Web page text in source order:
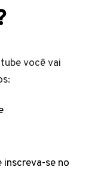
você vai
inscreva-se no